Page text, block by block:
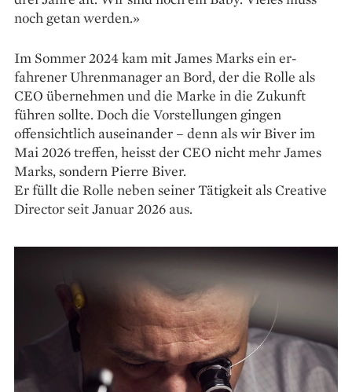
noch getan werden.»
Im Sommer 2024 kam mit James Marks ein er­
fahrener Uhrenmanager an Bord, der die Rolle als
CEO übernehmen und die Marke in die Zukunft
führen sollte. Doch die Vorstellungen gingen
offensichtlich auseinander – denn als wir Biver im
Mai 2026 treffen, heisst der CEO nicht mehr James
Marks, sondern Pierre Biver.
Er füllt die Rolle neben seiner Tätigkeit als Creative
Director seit Januar 2026 aus.